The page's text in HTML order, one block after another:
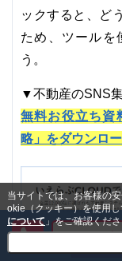
ックすると、ど
ため、ツールを
う。
▼不動産のSNS
無料お役立ち資
略」をダウンロ
メ
当サイトでは、お客様の
okie（クッキー）を使用
について 」をご確認くだ